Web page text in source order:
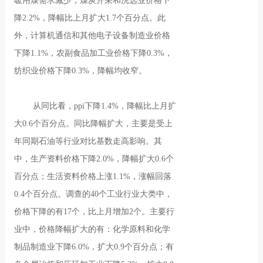
降2.2%，降幅比上月扩大1.7个百分点。此
外，计算机通信和其他电子设备制造业价格
下降1.1%，农副食品加工业价格下降0.3%，
纺织业价格下降0.3%，降幅均收窄。
从同比看，ppi下降1.4%，降幅比上月扩
大0.6个百分点。同比降幅扩大，主要是受上
年同期石油等行业对比基数走高影响。其
中，生产资料价格下降2.0%，降幅扩大0.6个
百分点；生活资料价格上涨1.1%，涨幅回落
0.4个百分点。调查的40个工业行业大类中，
价格下降的有17个，比上月增加2个。主要行
业中，价格降幅扩大的有：化学原料和化学
制品制造业下降6.0%，扩大0.9个百分点；有